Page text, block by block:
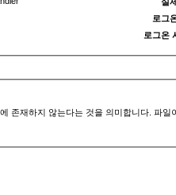
로그
로그온
존재하지 않는다는 것을 의미합니다. 파